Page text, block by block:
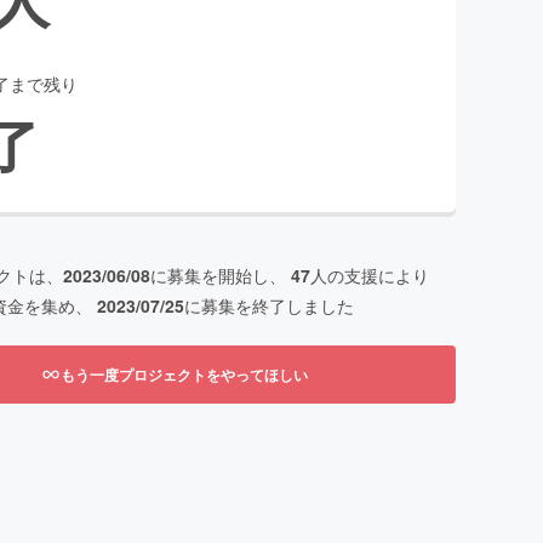
まで残り
は、 2023/06/08に募集を開始し、 47人の支援により
を集め、 2023/07/25に募集を終了しました
もう一度プロジェクトをやってほしい